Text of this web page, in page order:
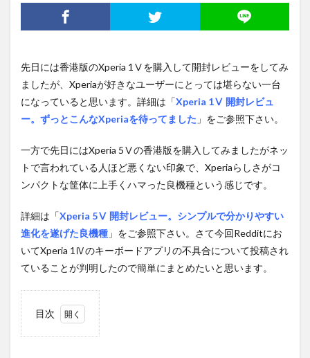
先日には香港版のXperia 1Ⅴを購入して開封レビューをしてみ
ましたが、Xperiaが好きなユーザーにとっては堪らない一台
になっていると思います。詳細は「Xperia 1Ⅴ 開封レビュ
ー。ずっとこんなXperiaを待ってました 」をご参照下さい。
一方で先日にはXperia 5Ⅴの香港版を購入してみましたがネッ
トで言われている人ほど悪くない印象で、Xperiaらしさがコ
ンパクトな筐体に上手くハマった良機種という感じです。
詳細は「Xperia 5Ⅴ 開封レビュー。シンプルで分かりやすい
進化を遂げた良機種 」をご参照下さい。さて今回Redditにお
いてXperia 1Ⅳのキーボードアプリの不具合について投稿され
ていることが判明したので簡単にまとめたいと思います。
目次